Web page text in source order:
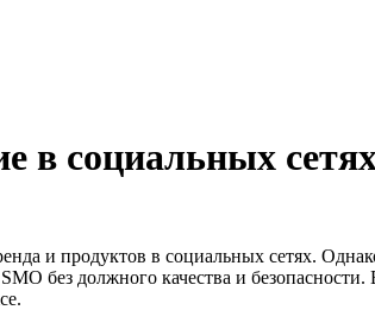
в социальных
и продуктов в социальных сетях.
без должного качества и